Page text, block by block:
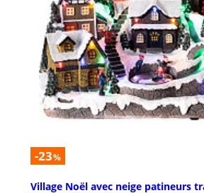
-23%
Village Noël avec neige patineurs